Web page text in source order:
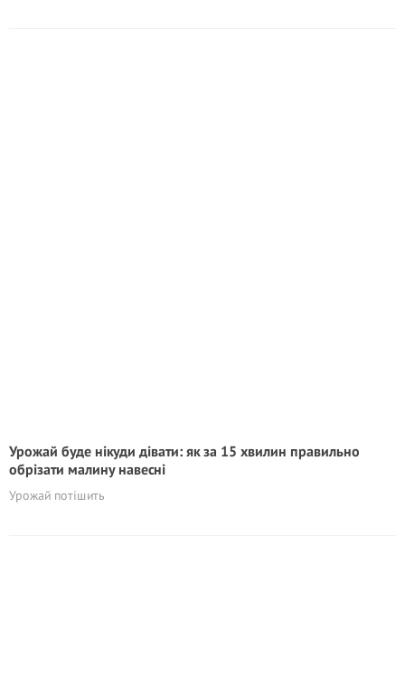
Урожай буде нікуди дівати: як за 15 хвилин правильно
обрізати малину навесні
Урожай потішить